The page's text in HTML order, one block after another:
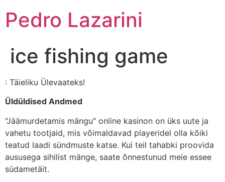
Pedro Lazarini
ice fishing game
: Täieliku Ülevaateks!
Üldüldised Andmed
"Jäämurdetamis mängu" online kasinon on üks uute ja
vahetu tootjaid, mis võimaldavad playeridel olla kõiki
teatud laadi sündmuste katse. Kui teil tahabki proovida
aususega sihilist mänge, saate õnnestunud meie essee
südametäit.